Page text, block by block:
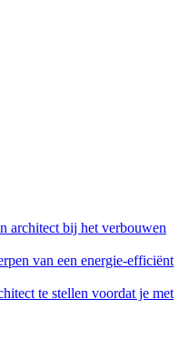
architect bij het verbouwen
van een energie-efficiënt
te stellen voordat je met